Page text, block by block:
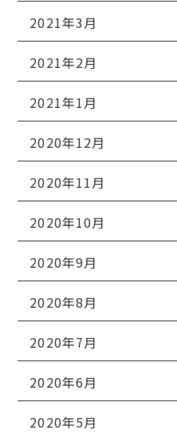
2021年3月
2021年2月
2021年1月
2020年12月
2020年11月
2020年10月
2020年9月
2020年8月
2020年7月
2020年6月
2020年5月